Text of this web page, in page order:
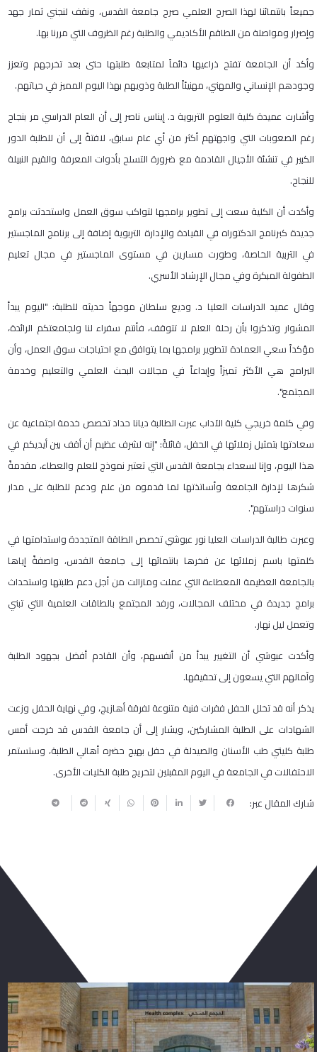
جميعاً بانتمائنا لهذا الصرح العلمي صرح جامعة القدس، ونقف لنجني ثمار جهد
وإصرار ومواصلة من الطاقم الأكاديمي والطلبة رغم الظروف التي مررنا بها.
وأكد أن الجامعة تفتح ذراعيها دائماً لمتابعة طلبتها حتى بعد تخرجهم وتعزز
وجودهم الإنساني والمهني، مهنيئاً الطلبة وذويهم بهذا اليوم المميز في حياتهم.
وأشارت عميدة كلية العلوم التربوية د. إيناس ناصر إلى أن العام الدراسي مر بنجاح
رغم الصعوبات التي واجهتهم أكثر من أي عام سابق، لافتةً إلى أن للطلبة الدور
الكبير في تنشئة الأجيال القادمة مع ضرورة التسلح بأدوات المعرفة والقيم النبيلة
للنجاح.
وأكدت أن الكلية سعت إلى تطوير برامجها لتواكب سوق العمل واستحدثت برامج
جديدة كبرنامج الدكتوراه في القيادة والإدارة التربوية إضافة إلى برنامج الماجستير
في التربية الخاصة، وطورت مسارين في مستوى الماجستير في مجال تعليم
الطفولة المبكرة وفي مجال الإرشاد الأسري.
وقال عميد الدراسات العليا د. وديع سلطان موجهاً حديثه للطلبة: "اليوم يبدأ
المشوار وتذكروا بأن رحلة العلم لا تتوقف، فأنتم سفراء لنا ولجامعتكم الرائدة،
مؤكداً سعي العمادة لتطوير برامجها بما يتوافق مع احتياجات سوق العمل، وأن
البرامج هي الأكثر تميزاً وإبداعاً في مجالات البحث العلمي والتعليم وخدمة
المجتمع".
وفي كلمة خريجي كلية الآداب عبرت الطالبة ديانا حداد تخصص خدمة اجتماعية عن
سعادتها بتمثيل زملائها في الحفل، قائلةً: "إنه لشرف عظيم أن أقف بين أيديكم في
هذا اليوم، وإنا لسعداء بجامعة القدس التي تعتبر نموذج للعلم والعطاء، مقدمةً
شكرها لإدارة الجامعة وأساتذتها لما قدموه من علم ودعم للطلبة على مدار
سنوات دراستهم".
وعبرت طالبة الدراسات العليا نور عبوشي تخصص الطاقة المتجددة واستدامتها في
كلمتها باسم زملائها عن فخرها بانتمائها إلى جامعة القدس، واصفةً إياها
بالجامعة العظيمة المعطاءة التي عملت ومازالت من أجل دعم طلبتها واستحداث
برامج جديدة في مختلف المجالات، ورفد المجتمع بالطاقات العلمية التي تبني
وتعمل ليل نهار.
وأكدت عبوشي أن التغيير يبدأ من أنفسهم، وأن القادم أفضل بجهود الطلبة
وآمالهم التي يسعون إلى تحقيقها.
يذكر أنه قد تخلل الحفل فقرات فنية متنوعة لفرقة أهازيج، وفي نهاية الحفل وزعت
الشهادات على الطلبة المشاركين، ويشار إلى أن جامعة القدس قد خرجت أمس
طلبة كليتي طب الأسنان والصيدلة في حفل بهيج حضره أهالي الطلبة، وستستمر
الاحتفالات في الجامعة في اليوم المقبلين لتخريج طلبة الكليات الأخرى.
شارك المقال عبر: